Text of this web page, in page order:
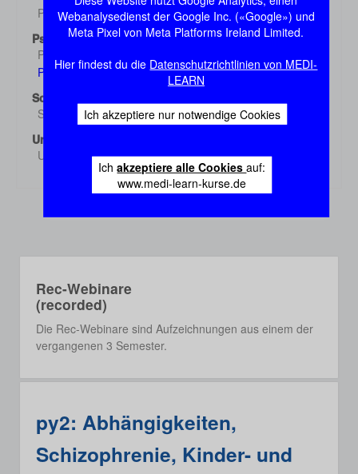
Webanalysedienst der Google Inc. («Google») und
Meta Pixel von Meta Platforms Ireland Limited.
Hier findest du die Datenschutzrichtlinien von MEDI-
LEARN
Ich akzeptiere nur notwendige Cookies
Ichakzeptiere alle Cookiesauf:
www.medi-learn-kurse.de
Pharmakologie 3 Demo
Psychiatrie
Psychiatrie 1
Psychiatrie 2
Sozialmed./Epidem.
Sozialmed./Epidem.
Demo
Urologie
Urologie
Demo
Rec-Webinare
(recorded)
Die Rec-Webinare sind Aufzeichnungen aus einem der
vergangenen 3 Semester.
py2: Abhängigkeiten,
Schizophrenie, Kinder- und